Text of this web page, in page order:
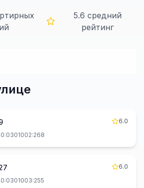
5.6 средний
рейтинг
6.0
6.0